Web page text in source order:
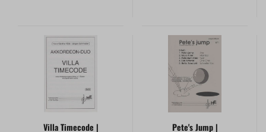
Villa Timecode |
Pete's Jump |